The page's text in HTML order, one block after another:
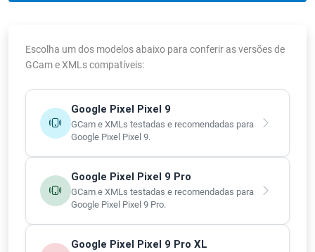
Escolha um dos modelos abaixo para conferir as versões de
GCam e XMLs compatíveis:
Google Pixel Pixel 9
GCam e XMLs testadas e recomendadas para
Google Pixel Pixel 9.
Google Pixel Pixel 9 Pro
GCam e XMLs testadas e recomendadas para
Google Pixel Pixel 9 Pro.
Google Pixel Pixel 9 Pro XL